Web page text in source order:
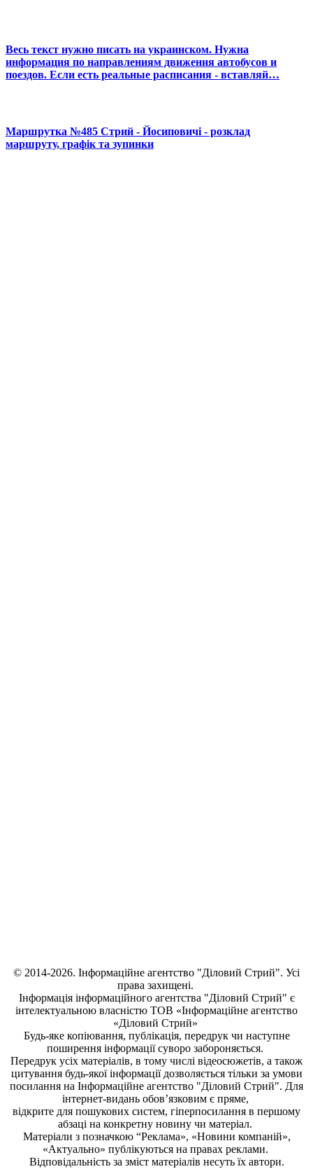
Весь текст нужно писать на украинском. Нужна
информация по направлениям движения автобусов и
поездов. Если есть реальные расписания - вставляй…
Маршрутка №485 Стрий - Йосиповичі - розклад
маршруту, графік та зупинки
© 2014-2026. Інформаційне агентство "Діловий Стрий". Усі
права захищені.
Інформація інформаційного агентства "Діловий Стрий" є
інтелектуальною власністю ТОВ «Інформаційне агентство
«Діловий Стрий»
Будь-яке копiювання, публiкацiя, передрук чи наступне
поширення iнформацiї суворо забороняється.
Передрук усіх матеріалів, в тому числі відеосюжетів, а також
цитування будь-якої інформації дозволяється тільки за умови
посилання на Інформаційне агентство "Діловий Стрий". Для
інтернет-видань обов’язковим є пряме,
відкрите для пошукових систем, гіперпосилання в першому
абзаці на конкретну новину чи матеріал.
Матеріали з позначкою “Реклама», «Новини компаній»,
«Актуально» публікуються на правах реклами.
Відповідальність за зміст матеріалів несуть їх автори.